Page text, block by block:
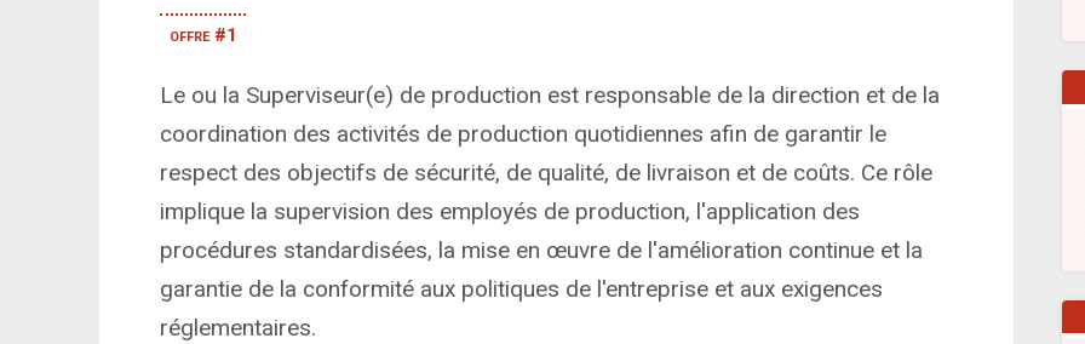
offre #1
Le ou la Superviseur(e) de production est responsable de la direction et de la
coordination des activités de production quotidiennes afin de garantir le
respect des objectifs de sécurité, de qualité, de livraison et de coûts. Ce rôle
implique la supervision des employés de production, l'application des
procédures standardisées, la mise en œuvre de l'amélioration continue et la
garantie de la conformité aux politiques de l'entreprise et aux exigences
réglementaires.